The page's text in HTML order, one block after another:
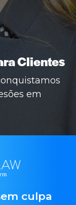
Clientes
em
culpa